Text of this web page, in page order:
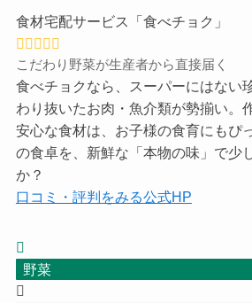
食材宅配サービス「食べチョク」
こだわり野菜が生産者から直接届く
食べチョクなら、スーパーにはない
わり抜いたお肉・魚介類が勢揃い。
安心な食材は、お子様の食育にもぴ
の食卓を、新鮮な「本物の味」で少
か？
口コミ・評判をみる公式HP
野菜